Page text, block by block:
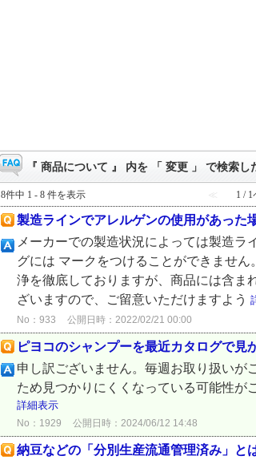
『 商品について 』 内を 「 変更 」 で検索し
8件中 1 - 8 件を表示 ≪ 1 / 1
製造ラインでアレルゲンの使用があった
メーカーでの製造状況によっては製造ラ
グには マークをつけることができません
浄を徹底しておりますが、商品には含ま
ざいますので、ご留意いただけますよう
No：933 公開日時：2022/02/21 00:00
ピヨコのシャンプーを最近カタログで見
申し訳ございません。毎週お取り扱いが
ため見つかりにくくなっている可能性が
詳細表示
No：1929 公開日時：2024/06/12 14:48
納豆などの「分別生産流通管理済み」と